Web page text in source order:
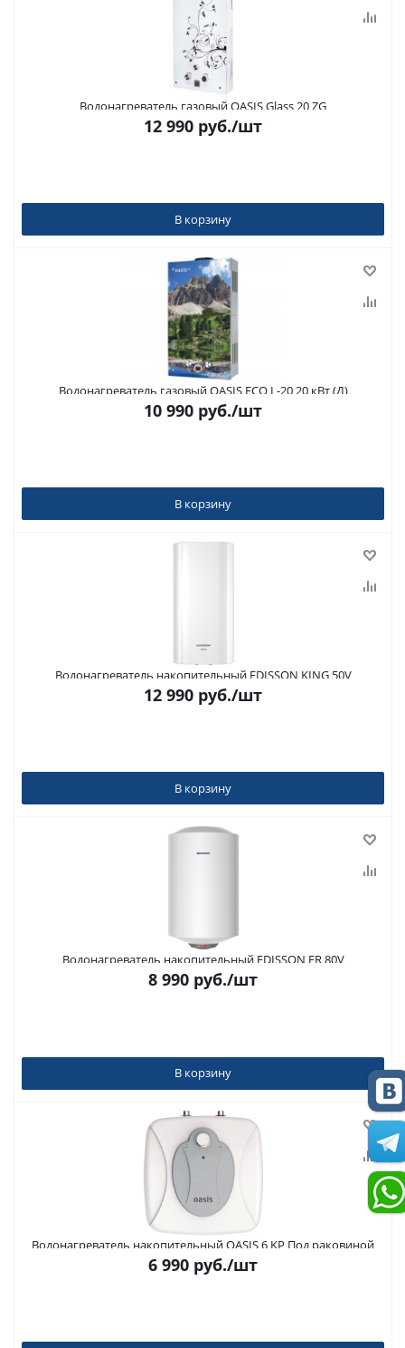
Водонагреватель газовый OASIS Glass 20 ZG
12 990 руб./шт
В корзину
Водонагреватель газовый OASIS ECO L-20 20 кВт (Д)
10 990 руб./шт
В корзину
Водонагреватель накопительный EDISSON KING 50V
12 990 руб./шт
В корзину
Водонагреватель накопительный EDISSON ER 80V
8 990 руб./шт
В корзину
Водонагреватель накопительный OASIS 6 KP Под раковиной
6 990 руб./шт